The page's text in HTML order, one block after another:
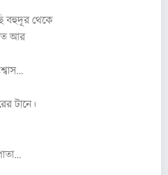
বহুদূর থেকে
আর
টানে।